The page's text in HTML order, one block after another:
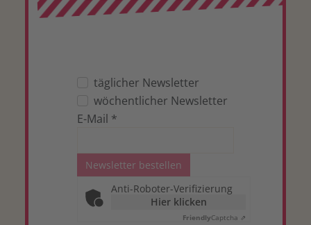
täglicher Newsletter
wöchentlicher Newsletter
E-Mail *
Newsletter bestellen
Anti-Roboter-Verifizierung
Hier klicken
FriendlyCaptcha ⇗